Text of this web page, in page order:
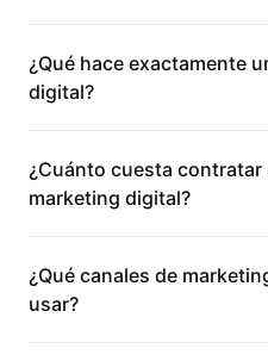
¿Qué hace exactamente
digital?
¿Cuánto cuesta contratar
marketing digital?
¿Qué canales de
usar?